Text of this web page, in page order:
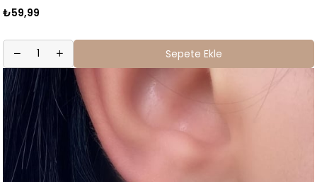
₺59,99
Sepete Ekle